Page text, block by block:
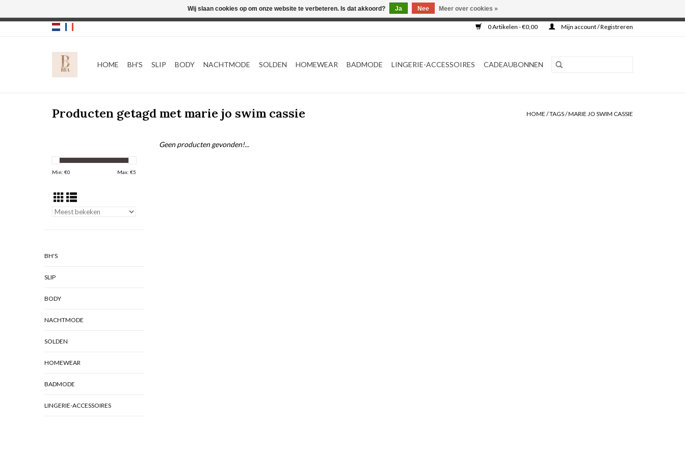
0 Artikelen - €0,00 Mijn account / Registreren
HOME BH'S SLIP BODY NACHTMODE SOLDEN HOMEWEAR BADMODE LINGERIE-ACCESSOIRES CADEAUBONNEN
Producten getagd met marie jo swim cassie HOME /TAGS/MARIE JO SWIM CASSIE
Min: €0 Max: €5
BH'S
SLIP
BODY
NACHTMODE
SOLDEN
HOMEWEAR
BADMODE
LINGERIE-ACCESSOIRES
Geen producten gevonden!...
Wij slaan cookies op om onze website te verbeteren. Is dat akkoord? Ja Nee Meer over cookies »
Webshop werkt met EU maten. .